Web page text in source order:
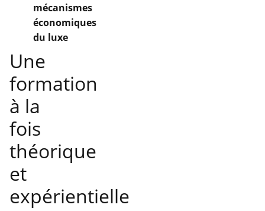
mécanismes
économiques
du luxe
Une
formation
à la
fois
théorique
et
expérientielle